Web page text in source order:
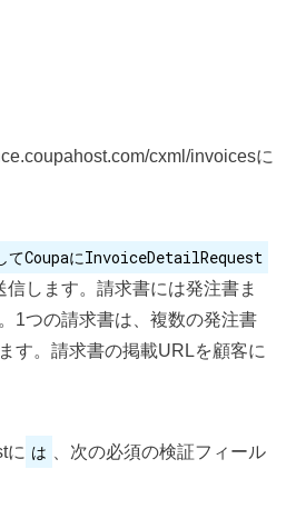
cxml/invoicesに
てCoupaにInvoiceDetailRequest
します。請求書には発注書ま
1つの請求書は、複数の発注書
す。請求書の掲載URLを顧客に
に は
、次の必須の検証フィール